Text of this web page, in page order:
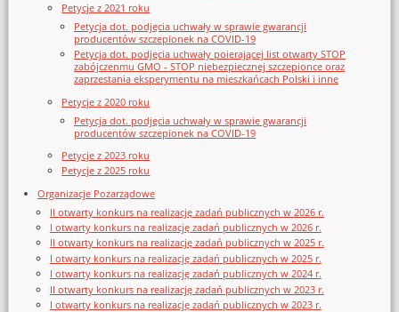
Petycje z 2021 roku
Petycja dot. podjęcia uchwały w sprawie gwarancji
producentów szczepionek na COVID-19
Petycja dot. podjęcia uchwały poierającej list otwarty STOP
zabójczenmu GMO - STOP niebezpiecznej szczepionce oraz
zaprzestania eksperymentu na mieszkańcach Polski i inne
Petycje z 2020 roku
Petycja dot. podjęcia uchwały w sprawie gwarancji
producentów szczepionek na COVID-19
Petycje z 2023 roku
Petycje z 2025 roku
Organizacje Pozarządowe
II otwarty konkurs na realizację zadań publicznych w 2026 r.
I otwarty konkurs na realizację zadań publicznych w 2026 r.
II otwarty konkurs na realizację zadań publicznych w 2025 r.
I otwarty konkurs na realizację zadań publicznych w 2025 r.
I otwarty konkurs na realizację zadań publicznych w 2024 r.
II otwarty konkurs na realizację zadań publicznych w 2023 r.
I otwarty konkurs na realizację zadań publicznych w 2023 r.